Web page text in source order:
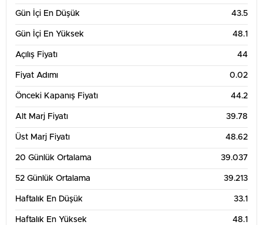
Gün İçi En Düşük 43.5
Gün İçi En Yüksek 48.1
Açılış Fiyatı 44
Fiyat Adımı 0.02
Önceki Kapanış Fiyatı 44.2
Alt Marj Fiyatı 39.78
Üst Marj Fiyatı 48.62
20 Günlük Ortalama 39.037
52 Günlük Ortalama 39.213
Haftalık En Düşük 33.1
Haftalık En Yüksek 48.1